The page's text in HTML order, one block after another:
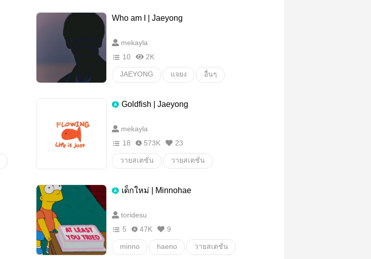
Who am I | Jaeyong
mekayla
10
2K
JAEYONG แจยง อื่นๆ
Goldfish | Jaeyong
mekayla
18
573K 23
วายสเตชั่น วายสเตชั่น
เด็กใหม่ | Minnohae
toridesu
5
47K 9
minno haeno วายสเตชั่น